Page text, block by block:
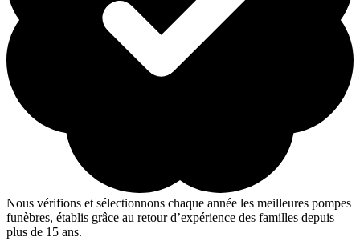
Nous vérifions et sélectionnons chaque année les meilleures pompes
funèbres, établis grâce au retour d’expérience des familles depuis
plus de 15 ans.